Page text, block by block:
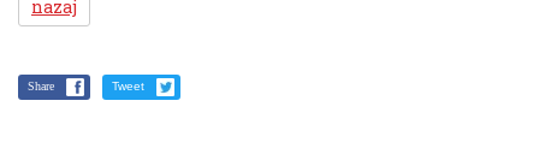
nazaj
Share Tweet